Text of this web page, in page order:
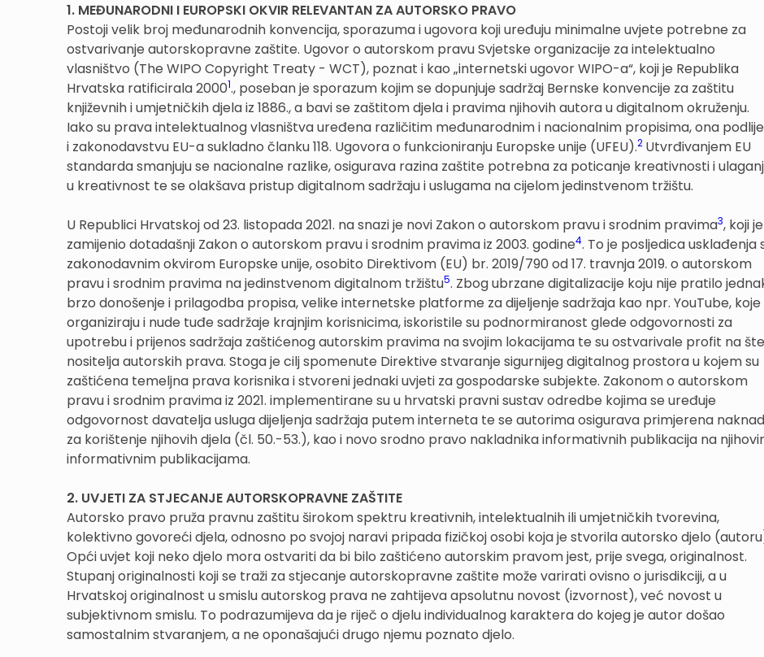
1. MEĐUNARODNI I EUROPSKI OKVIR RELEVANTAN ZA AUTORSKO PRAVO
Postoji velik broj međunarodnih konvencija, sporazuma i ugovora koji uređuju minimalne uvjete potrebne za
ostvarivanje autorskopravne zaštite. Ugovor o autorskom pravu Svjetske organizacije za intelektualno
vlasništvo (The WIPO Copyright Treaty - WCT), poznat i kao „internetski ugovor WIPO-a“, koji je Republika
Hrvatska ratificirala 20001., poseban je sporazum kojim se dopunjuje sadržaj Bernske konvencije za zaštitu
književnih i umjetničkih djela iz 1886., a bavi se zaštitom djela i pravima njihovih autora u digitalnom okruženju.
Iako su prava intelektualnog vlasništva uređena različitim međunarodnim i nacionalnim propisima, ona
i zakonodavstvu EU-a sukladno članku 118. Ugovora o funkcioniranju Europske unije (UFEU).2 Utvrđivanjem EU
standarda smanjuju se nacionalne razlike, osigurava razina zaštite potrebna za poticanje kreativnosti i
u kreativnost te se olakšava pristup digitalnom sadržaju i uslugama na cijelom jedinstvenom tržištu.
U Republici Hrvatskoj od 23. listopada 2021. na snazi je novi Zakon o autorskom pravu i srodnim pravima3, koji je
zamijenio dotadašnji Zakon o autorskom pravu i srodnim pravima iz 2003. godine4. To je posljedica usklađenja
zakonodavnim okvirom Europske unije, osobito Direktivom (EU) br. 2019/790 od 17. travnja 2019. o autorskom
pravu i srodnim pravima na jedinstvenom digitalnom tržištu5. Zbog ubrzane digitalizacije koju nije pratilo
brzo donošenje i prilagodba propisa, velike internetske platforme za dijeljenje sadržaja kao npr. YouTube, koje
organiziraju i nude tuđe sadržaje krajnjim korisnicima, iskoristile su podnormiranost glede odgovornosti za
upotrebu i prijenos sadržaja zaštićenog autorskim pravima na svojim lokacijama te su ostvarivale profit na
nositelja autorskih prava. Stoga je cilj spomenute Direktive stvaranje sigurnijeg digitalnog prostora u kojem su
zaštićena temeljna prava korisnika i stvoreni jednaki uvjeti za gospodarske subjekte. Zakonom o autorskom
pravu i srodnim pravima iz 2021. implementirane su u hrvatski pravni sustav odredbe kojima se uređuje
odgovornost davatelja usluga dijeljenja sadržaja putem interneta te se autorima osigurava primjerena
za korištenje njihovih djela (čl. 50.-53.), kao i novo srodno pravo nakladnika informativnih publikacija na
informativnim publikacijama.
2. UVJETI ZA STJECANJE AUTORSKOPRAVNE ZAŠTITE
Autorsko pravo pruža pravnu zaštitu širokom spektru kreativnih, intelektualnih ili umjetničkih tvorevina,
kolektivno govoreći djela, odnosno po svojoj naravi pripada fizičkoj osobi koja je stvorila autorsko djelo
Opći uvjet koji neko djelo mora ostvariti da bi bilo zaštićeno autorskim pravom jest, prije svega, originalnost.
Stupanj originalnosti koji se traži za stjecanje autorskopravne zaštite može varirati ovisno o jurisdikciji, a u
Hrvatskoj originalnost u smislu autorskog prava ne zahtijeva apsolutnu novost (izvornost), već novost u
subjektivnom smislu. To podrazumijeva da je riječ o djelu individualnog karaktera do kojeg je autor došao
samostalnim stvaranjem, a ne oponašajući drugo njemu poznato djelo.